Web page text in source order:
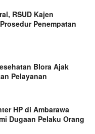
RSUD Kajen
Penempatan
Blora Ajak
Pelayanan
HP di Ambarawa
Dugaan Pelaku Orang